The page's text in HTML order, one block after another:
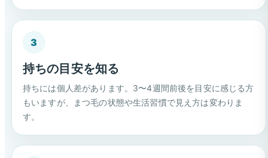
3
持ちの目安を知る
持ちには個人差があります。3〜4週間前後を目安に感じる方
もいますが、まつ毛の状態や生活習慣で見え方は変わりま
す。